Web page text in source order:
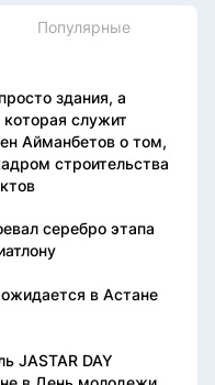
Популярные
здания, а
служит
Айманбетов о том,
строительства
серебро этапа
в Астане
JASTAR DAY